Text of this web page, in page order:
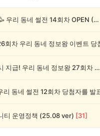
전원 1,000캐시! 🥳 우리 동네 썰전 14회차 OPEN (~8/17)
💸 전원 2,000캐시 지급! 우리 동네 정보왕 27회차 (~8/10)
티 운영정책 (25.08 ver) [31]